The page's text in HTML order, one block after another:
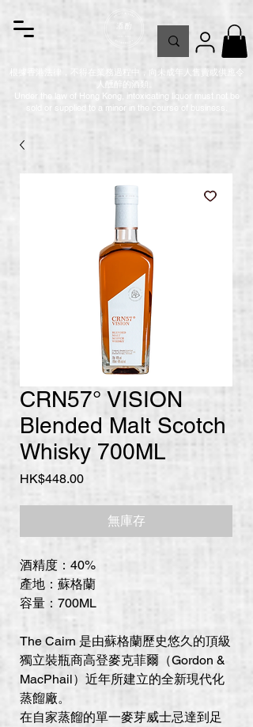
根據香港法律，不得在業務過程中，向未成年人售賣或供應令
人醺醉的酒類。
Under the law of Hong Kong, intoxicating liquor must not be
sold or supplied to a minor in the course of business.
CRN57° VISION
Blended Malt Scotch
Whisky 700ML
HK$448.00價
無庫存
酒精度：40%
產地：蘇格蘭
容量：700ML
The Cairn 是由蘇格蘭歷史悠久的頂級
獨立裝瓶商高登麥克菲爾（Gordon &
MacPhail）近年所建立的全新現代化
蒸餾廠。
在自家蒸餾的單一麥芽威士忌達到足